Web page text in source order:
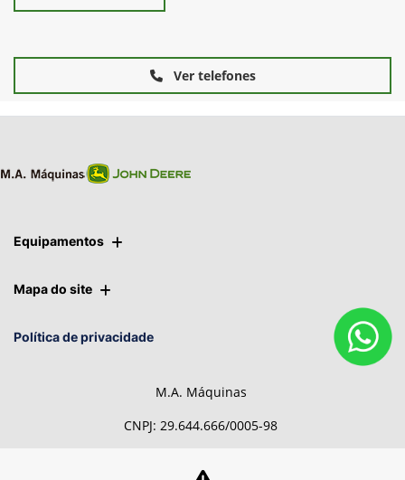
Ver telefones
Equipamentos
Mapa do site
Política de privacidade
M.A. Máquinas
CNPJ: 29.644.666/0005-98